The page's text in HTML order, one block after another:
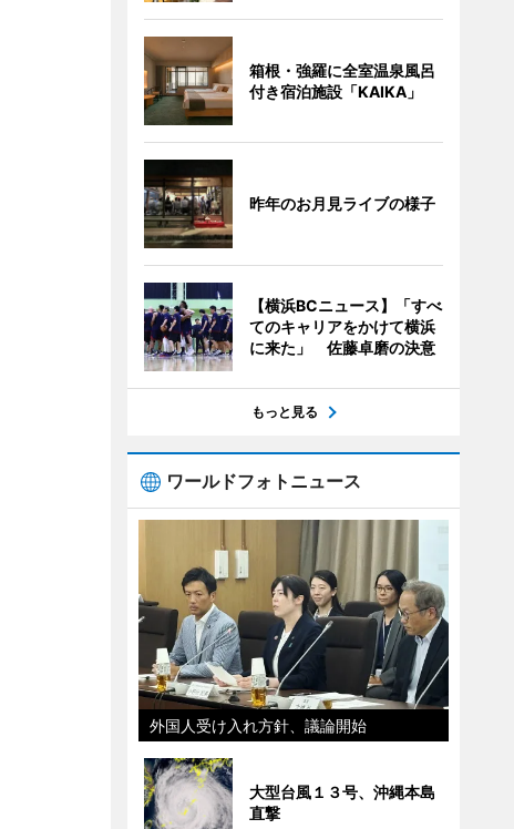
箱根・強羅に全室温泉風呂
付き宿泊施設「KAIKA」
昨年のお月見ライブの様子
【横浜BCニュース】「すべ
てのキャリアをかけて横浜
に来た」 佐藤卓磨の決意
もっと見る
ワールドフォトニュース
外国人受け入れ方針、議論開始
大型台風１３号、沖縄本島
直撃